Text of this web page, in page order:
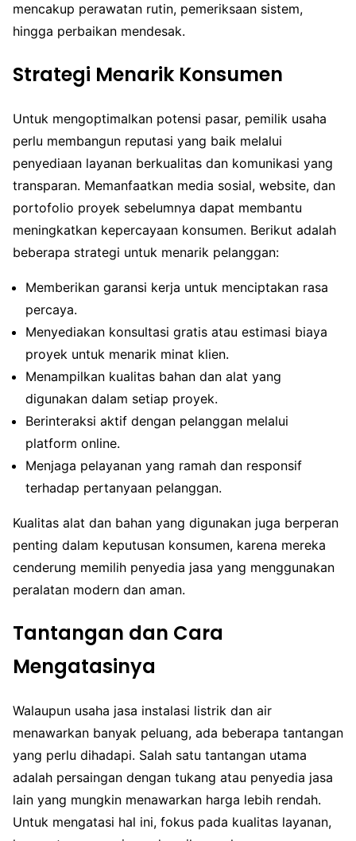
mencakup perawatan rutin, pemeriksaan sistem,
hingga perbaikan mendesak.
Strategi Menarik Konsumen
Untuk mengoptimalkan potensi pasar, pemilik usaha
perlu membangun reputasi yang baik melalui
penyediaan layanan berkualitas dan komunikasi yang
transparan. Memanfaatkan media sosial, website, dan
portofolio proyek sebelumnya dapat membantu
meningkatkan kepercayaan konsumen. Berikut adalah
beberapa strategi untuk menarik pelanggan:
Memberikan garansi kerja untuk menciptakan rasa
percaya.
Menyediakan konsultasi gratis atau estimasi biaya
proyek untuk menarik minat klien.
Menampilkan kualitas bahan dan alat yang
digunakan dalam setiap proyek.
Berinteraksi aktif dengan pelanggan melalui
platform online.
Menjaga pelayanan yang ramah dan responsif
terhadap pertanyaan pelanggan.
Kualitas alat dan bahan yang digunakan juga berperan
penting dalam keputusan konsumen, karena mereka
cenderung memilih penyedia jasa yang menggunakan
peralatan modern dan aman.
Tantangan dan Cara
Mengatasinya
Walaupun usaha jasa instalasi listrik dan air
menawarkan banyak peluang, ada beberapa tantangan
yang perlu dihadapi. Salah satu tantangan utama
adalah persaingan dengan tukang atau penyedia jasa
lain yang mungkin menawarkan harga lebih rendah.
Untuk mengatasi hal ini, fokus pada kualitas layanan,